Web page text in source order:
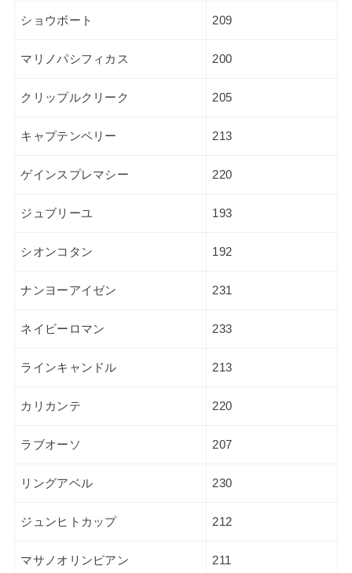
ショウボート 209
マリノパシフィカス 200
クリップルクリーク 205
キャプテンペリー 213
ゲインスプレマシー 220
ジュブリーユ 193
シオンコタン 192
ナンヨーアイゼン 231
ネイビーロマン 233
ラインキャンドル 213
カリカンテ 220
ラブオーソ 207
リングアベル 230
ジュンヒトカップ 212
マサノオリンピアン 211